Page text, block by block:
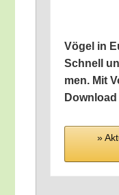
Vögel in
Schnell
men. Mit
Download
»